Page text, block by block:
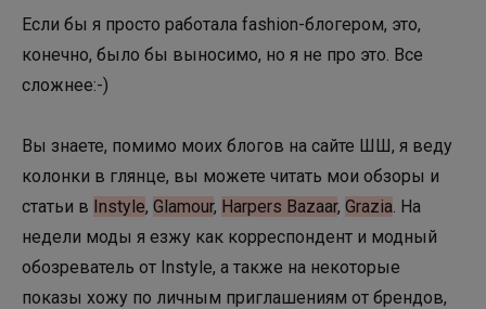
Если бы я просто работала fashion-блогером, это,
конечно, было бы выносимо, но я не про это. Все
сложнее:-)
Вы знаете, помимо моих блогов на сайте ШШ, я веду
колонки в глянце, вы можете читать мои обзоры и
статьи в Instyle, Glamour, Harpers Bazaar, Grazia . На
недели моды я езжу как корреспондент и модный
обозреватель от Instyle, а также на некоторые
показы хожу по личным приглашениям от брендов,